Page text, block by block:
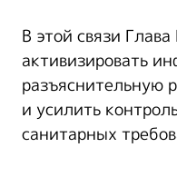
В этой связи
активизировать
разъяснительную
и усилить
санитарных